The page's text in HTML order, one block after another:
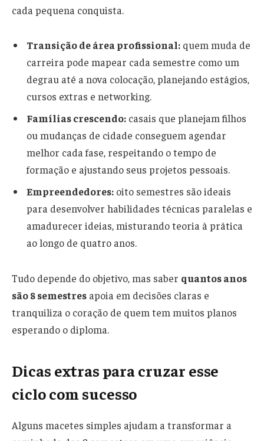
cada pequena conquista.
Transição de área profissional: quem muda de
carreira pode mapear cada semestre como um
degrau até a nova colocação, planejando estágios,
cursos extras e networking.
Famílias crescendo: casais que planejam filhos
ou mudanças de cidade conseguem agendar
melhor cada fase, respeitando o tempo de
formação e ajustando seus projetos pessoais.
Empreendedores: oito semestres são ideais
para desenvolver habilidades técnicas paralelas e
amadurecer ideias, misturando teoria à prática
ao longo de quatro anos.
Tudo depende do objetivo, mas saber quantos anos
são 8 semestres apoia em decisões claras e
tranquiliza o coração de quem tem muitos planos
esperando o diploma.
Dicas extras para cruzar esse
ciclo com sucesso
Alguns macetes simples ajudam a transformar a